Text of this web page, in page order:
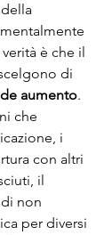
è che il
di
aumento.
che
i
con altri
il
non
per diversi